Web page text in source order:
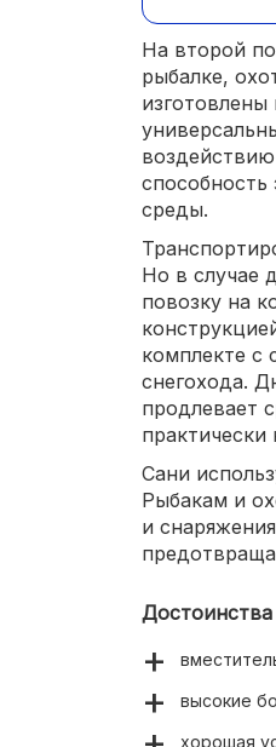
На второй
рыбалке,
воздействию
среды.
Но в случае
повозку на
комплекте с
снегохода.
продлевает
Сани
Рыбакам и
и
Достоинства
высокие
хорошая